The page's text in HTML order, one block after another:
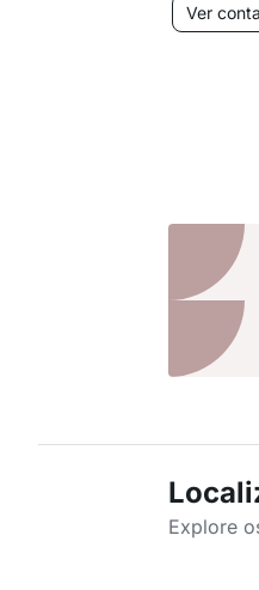
Ver
Explore